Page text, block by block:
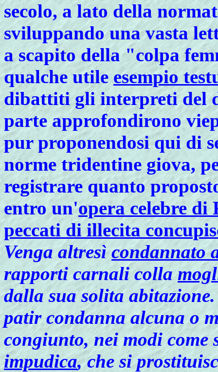
secolo, a lato della
sviluppando una vasta
a scapito della "colpa
qualche utileesempio
dibattiti gli interpreti del
parte approfondirono
pur proponendosi qui di
norme tridentinegiova,
registrare quanto
entro un'opera celebre di
peccati di illecita
Venga altresìcondannato
rapporti carnali colla
dalla sua solita
patir condanna alcuna o
congiunto, nei modi come
impudica, che si